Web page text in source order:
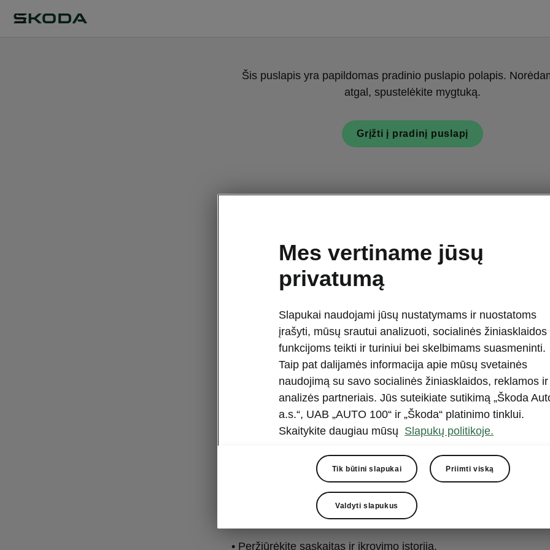
Šis puslapis yra papildomas pradinio puslapio polapis.
atgal, spustelėkite mygtuką.
Grįžti į pradinį puslapį
„Powerpass“
Viešasis įkrovimas
• Užsisakykite „Powerpass“ įkrovimo planą.
• Filtruokite įkrovimo taškus pagal prieinamumą, įkrovimo greitį,
autentifikavimo metodus.
• Valdykite savo „Powerpass“ įkrovimo planą ir kortelę.
• Peržiūrėkite sąskaitas ir įkrovimo istoriją.
Mes vertiname jūsų
privatumą
Slapukai naudojami jūsų nustatymams ir nuostatoms
įrašyti, mūsų srautui analizuoti, socialinės žiniasklaidos
funkcijoms teikti ir turiniui bei skelbimams suasmeninti.
Taip pat dalijamės informacija apie mūsų svetainės
naudojimą su savo socialinės žiniasklaidos, reklamos ir
analizės partneriais. Jūs suteikiate sutikimą „Škoda
a.s.“, UAB „AUTO 100“ ir „Škoda“ platinimo tinklui.
Skaitykite daugiau mūsų Slapukų politikoje.
Tik būtini slapukai Priimti viską
Valdyti slapukus